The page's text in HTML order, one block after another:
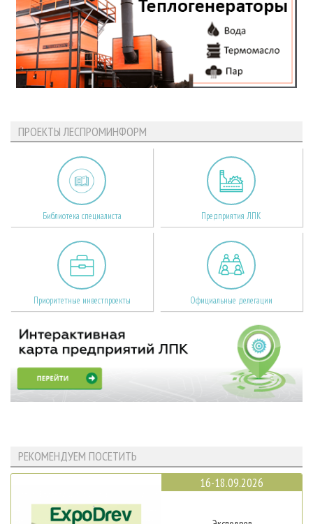
ПРОЕКТЫ ЛЕСПРОМИНФОРМ
Библиотека специалиста Предприятия ЛПК
Приоритетные инвестпроекты Официальные делегации
РЕКОМЕНДУЕМ ПОСЕТИТЬ
16-18.09.2026